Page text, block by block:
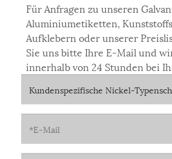
Für Anfragen zu unseren
Aluminiumetiketten,
Aufklebern oder unserer
Sie uns bitte Ihre E-Mail und
innerhalb von 24 Stunden bei